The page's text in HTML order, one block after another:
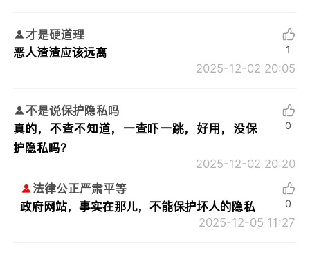
才是硬道理
恶人渣渣应该远离
2025-12-02 20:05
1
不是说保护隐私吗
真的，不查不知道，一查吓一跳，好用，没保
护隐私吗？
2025-12-02 20:20
0
法律公正严肃平等
政府网站，事实在那儿，不能保护坏人的隐私
2025-12-05 11:27
0